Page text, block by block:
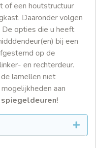
of een houtstructuur
Daaronder volgen
opties die u heeft
bij een
op de
en rechterdeur.
lamellen niet
aan
spiegeldeuren!